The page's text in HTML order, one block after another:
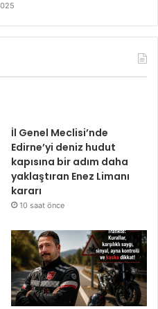
İl Genel Meclisi’nde
Edirne’yi deniz hudut
kapısına bir adım daha
yaklaştıran Enez Limanı
kararı
10 saat önce